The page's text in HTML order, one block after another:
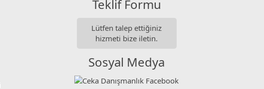
Teklif Formu
Lütfen talep ettiğiniz
hizmeti bize iletin.
Sosyal Medya